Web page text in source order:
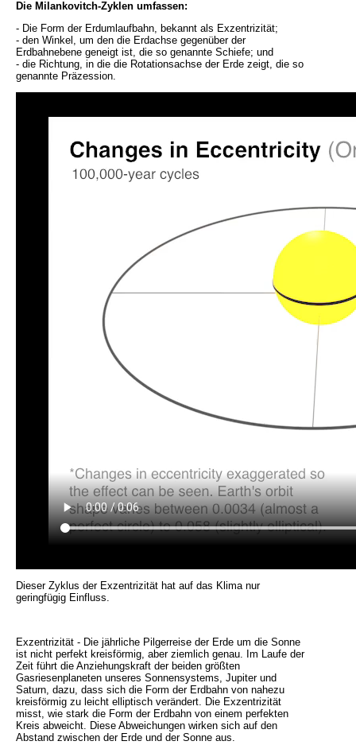
Die Milankovitch-Zyklen umfassen:
- Die Form der Erdumlaufbahn, bekannt als Exzentrizität;
- den Winkel, um den die Erdachse gegenüber der
Erdbahnebene geneigt ist, die so genannte Schiefe; und
- die Richtung, in die die Rotationsachse der Erde zeigt, die so
genannte Präzession.
Dieser Zyklus der Exzentrizität hat auf das Klima nur
geringfügig Einfluss.
Exzentrizität - Die jährliche Pilgerreise der Erde um die Sonne
ist nicht perfekt kreisförmig, aber ziemlich genau. Im Laufe der
Zeit führt die Anziehungskraft der beiden größten
Gasriesenplaneten unseres Sonnensystems, Jupiter und
Saturn, dazu, dass sich die Form der Erdbahn von nahezu
kreisförmig zu leicht elliptisch verändert. Die Exzentrizität
misst, wie stark die Form der Erdbahn von einem perfekten
Kreis abweicht. Diese Abweichungen wirken sich auf den
Abstand zwischen der Erde und der Sonne aus.